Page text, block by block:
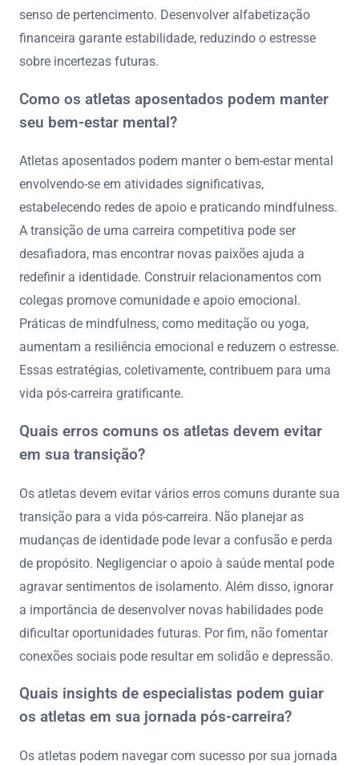
senso de pertencimento. Desenvolver alfabetização
financeira garante estabilidade, reduzindo o estresse
sobre incertezas futuras.
Como os atletas aposentados podem manter
seu bem-estar mental?
Atletas aposentados podem manter o bem-estar mental
envolvendo-se em atividades significativas,
estabelecendo redes de apoio e praticando mindfulness.
A transição de uma carreira competitiva pode ser
desafiadora, mas encontrar novas paixões ajuda a
redefinir a identidade. Construir relacionamentos com
colegas promove comunidade e apoio emocional.
Práticas de mindfulness, como meditação ou yoga,
aumentam a resiliência emocional e reduzem o estresse.
Essas estratégias, coletivamente, contribuem para uma
vida pós-carreira gratificante.
Quais erros comuns os atletas devem evitar
em sua transição?
Os atletas devem evitar vários erros comuns durante sua
transição para a vida pós-carreira. Não planejar as
mudanças de identidade pode levar a confusão e perda
de propósito. Negligenciar o apoio à saúde mental pode
agravar sentimentos de isolamento. Além disso, ignorar
a importância de desenvolver novas habilidades pode
dificultar oportunidades futuras. Por fim, não fomentar
conexões sociais pode resultar em solidão e depressão.
Quais insights de especialistas podem guiar
os atletas em sua jornada pós-carreira?
Os atletas podem navegar com sucesso por sua jornada